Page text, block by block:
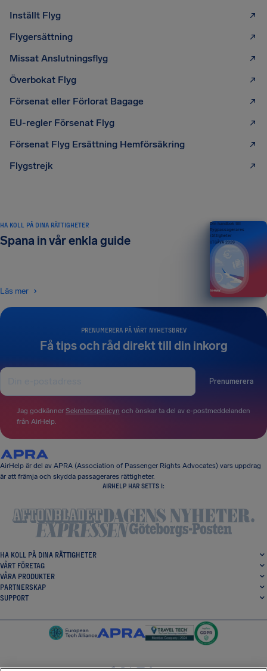
Inställt Flyg
Flygersättning
Missat Anslutningsflyg
Överbokat Flyg
Försenat eller Förlorat Bagage
EU-regler Försenat Flyg
Försenat Flyg Ersättning Hemförsäkring
Flygstrejk
PRENUMERERA PÅ VÅRT NYHETSBREV
Få tips och råd direkt till din inkorg
Prenumerera
Jag godkänner Sekretesspolicyn och önskar ta del av e-postmeddelanden
från AirHelp.
HA KOLL PÅ DINA RÄTTIGHETER
Spana in vår enkla guide
Läs mer
Din handbok till
flygpassagerares
rättigheter
UTGÅVA 2026
AirHelp är del av APRA (Association of Passenger Rights Advocates) vars uppdrag
är att främja och skydda passagerares rättigheter.
AIRHELP HAR SETTS I:
HA KOLL PÅ DINA RÄTTIGHETER
VÅRT FÖRETAG
VÅRA PRODUKTER
PARTNERSKAP
SUPPORT